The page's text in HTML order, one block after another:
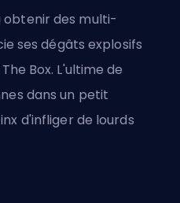
des multi-
ses dégâts explosifs
Box. L'ultime de
dans un petit
d'infliger de lourds